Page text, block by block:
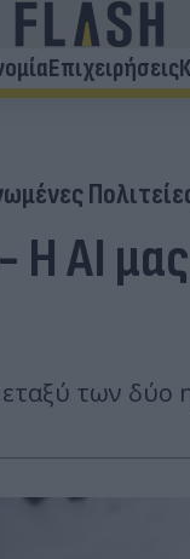
Επιχειρήσεις
AI
των δύο